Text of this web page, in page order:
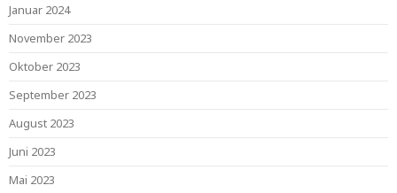
Januar 2024
November 2023
Oktober 2023
September 2023
August 2023
Juni 2023
Mai 2023